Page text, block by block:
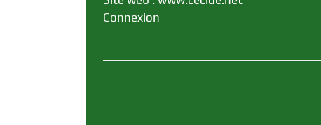
Connexion